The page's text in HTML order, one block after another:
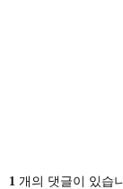
1 개의 댓글이 있습